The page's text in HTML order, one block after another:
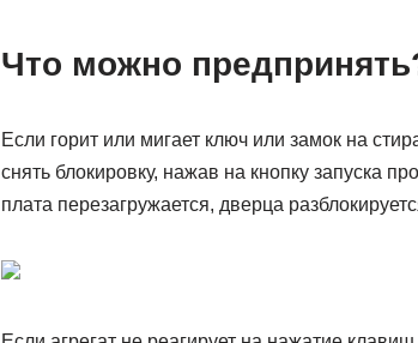
Что можно
Если горит или мигает ключ или замок на
снять блокировку, нажав на кнопку запуска
плата перезагружается, дверца